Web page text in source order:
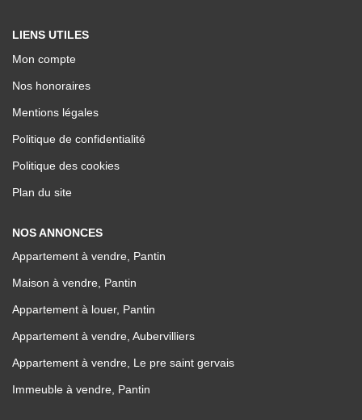
LIENS UTILES
Mon compte
Nos honoraires
Mentions légales
Politique de confidentialité
Politique des cookies
Plan du site
NOS ANNONCES
Appartement à vendre, Pantin
Maison à vendre, Pantin
Appartement à louer, Pantin
Appartement à vendre, Aubervilliers
Appartement à vendre, Le pre saint gervais
Immeuble à vendre, Pantin